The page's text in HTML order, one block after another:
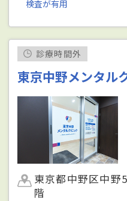
検査が有用
診療時間外
東京中野メンタル
東京都中野区中
階